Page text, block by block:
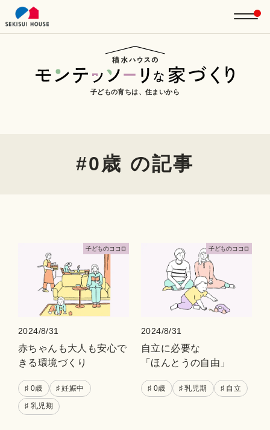
子どもの育ちは、住まいから
#0歳 の記事
⼦どものココロ
2024/8/31
赤ちゃんも大人も安心で
きる環境づくり
♯ 0歳 ♯ 妊娠中
♯ 乳児期
⼦どものココロ
2024/8/31
自立に必要な
「ほんとうの自由」
♯ 0歳 ♯ 乳児期 ♯ 自立